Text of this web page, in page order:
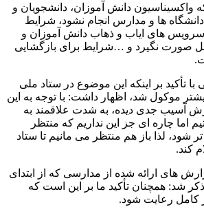
واکسیناسیون دانش آموزان، دانشجویان و
ها و مدارس انجام نشود، شرایط
سرویس های ایاب و ذهاب دانش آموزان و
صورت نگیرد و …شرایط برای بازگشایی
با تأکید بر اینکه این موضوع در ستاد ملی
موکول شد، اظهار داشت: با توجه به این
آسیب جدی دیده، به شدت علاقمند به
اما چاره ای جز این نداریم که منتظر
شود، لذا باز هم منتظر می مانیم تا ستاد
کند.
های ارائه شده از مدارسی که از ابتدای
شد: همچنان تأکید ما بر این است که
کامل رعایت شود.